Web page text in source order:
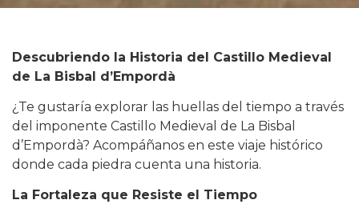
Descubriendo la Historia del Castillo Medieval
de La Bisbal d’Empordà
¿Te gustaría explorar las huellas del tiempo a través
del imponente Castillo Medieval de La Bisbal
d’Empordà? Acompáñanos en este viaje histórico
donde cada piedra cuenta una historia.
La Fortaleza que Resiste el Tiempo